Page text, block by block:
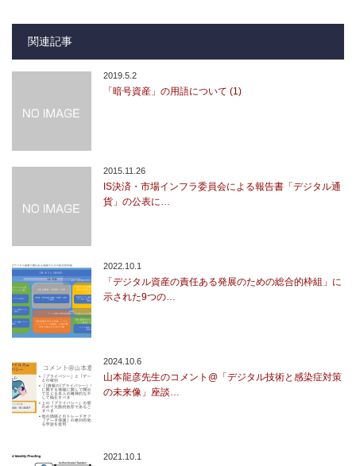
関連記事
2019.5.2
「暗号資産」の用語について (1)
2015.11.26
IS決済・市場インフラ委員会による報告書「デジタル通
貨」の公表に…
2022.10.1
「デジタル資産の責任ある発展のための総合的枠組」に
示された9つの…
2024.10.6
山本龍彦先生のコメント@「デジタル技術と感染症対策
の未来像」座談…
2021.10.1